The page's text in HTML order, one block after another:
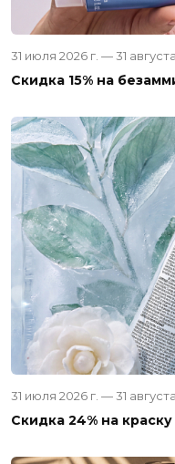
31 июля 2026 г. — 31
Скидка 15% на
31 июля 2026 г. — 31
Скидка 24% на краску